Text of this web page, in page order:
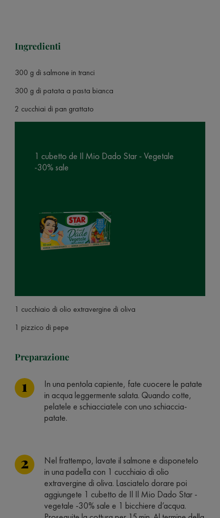
Ingredienti
300 g di salmone in tranci
300 g di patata a pasta bianca
2 cucchiai di pan grattato
1 cubetto de Il Mio Dado Star - Vegetale
-30% sale
1 cucchiaio di olio extravergine di oliva
1 pizzico di pepe
Preparazione
In una pentola capiente, fate cuocere le patate
in acqua leggermente salata. Quando cotte,
pelatele e schiacciatele con uno schiaccia-
patate.
Nel frattempo, lavate il salmone e disponetelo
in una padella con 1 cucchiaio di olio
extravergine di oliva. Lasciatelo dorare poi
aggiungete 1 cubetto de Il Il Mio Dado Star -
vegetale -30% sale e 1 bicchiere d’acqua.